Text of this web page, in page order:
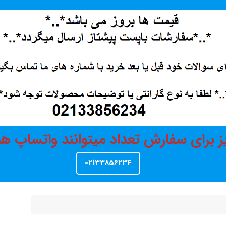
برای سفارش تعداد میتوانند
02133856234